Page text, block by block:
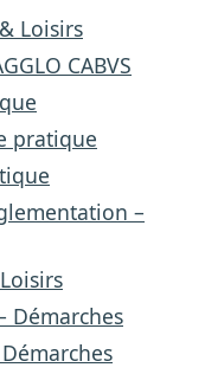
Loisirs
CABVS
pratique
–
Démarches